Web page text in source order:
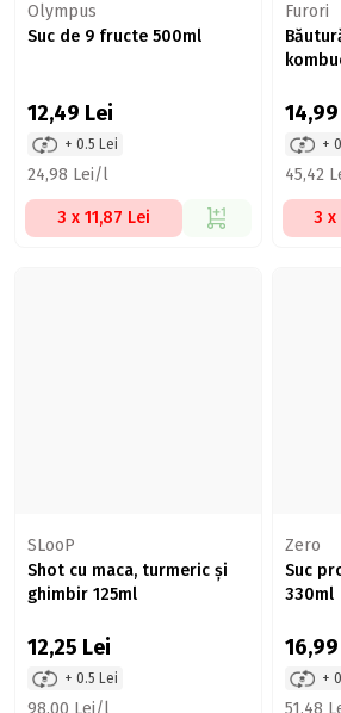
Olympus
Suc de 9 fructe 500ml
12,49 Lei
+ 0.5 Lei
24,98 Lei/l
3 x 11,87 Lei
Furori
14,99
+
45,42
3 x
SLooP
Shot cu maca, turmeric și
ghimbir 125ml
12,25 Lei
+ 0.5 Lei
98,00 Lei/l
Zero
Suc
330ml
16,99
+
51,48